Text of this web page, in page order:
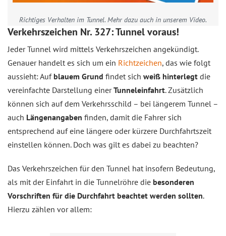
Richtiges Verhalten im Tunnel. Mehr dazu auch in unserem Video.
Verkehrszeichen Nr. 327: Tunnel voraus!
Jeder Tunnel wird mittels Verkehrszeichen angekündigt.
Genauer handelt es sich um ein Richtzeichen, das wie folgt
aussieht: Auf blauem Grund findet sich weiß hinterlegt die
vereinfachte Darstellung einerTunneleinfahrt. Zusätzlich
können sich auf dem Verkehrsschild – bei längerem Tunnel –
auch Längenangaben finden, damit die Fahrer sich
entsprechend auf eine längere oder kürzere Durchfahrtszeit
einstellen können. Doch was gilt es dabei zu beachten?
Das Verkehrszeichen für den Tunnel hat insofern Bedeutung,
als mit der Einfahrt in die Tunnelröhre die besonderen
Vorschriften für die Durchfahrt beachtet werden sollten.
Hierzu zählen vor allem: